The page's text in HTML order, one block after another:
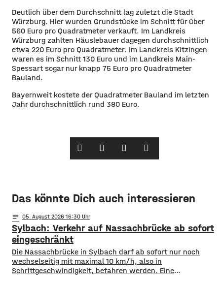
Deutlich über dem Durchschnitt lag zuletzt die Stadt
Würzburg. Hier wurden Grundstücke im Schnitt für über
560 Euro pro Quadratmeter verkauft. Im Landkreis
Würzburg zahlten Häuslebauer dagegen durchschnittlich
etwa 220 Euro pro Quadratmeter. Im Landkreis Kitzingen
waren es im Schnitt 130 Euro und im Landkreis Main-
Spessart sogar nur knapp 75 Euro pro Quadratmeter
Bauland.
Bayernweit kostete der Quadratmeter Bauland im letzten
Jahr durchschnittlich rund 380 Euro.
Das könnte Dich auch interessieren
notes 05. August 2026 16:30
Sylbach: Verkehr auf Nassachbrücke ab sofort
eingeschränkt
Die Nassachbrücke in Sylbach darf ab sofort nur noch
wechselseitig mit maximal 10 km/h, also in
Schrittgeschwindigkeit, befahren werden. Eine